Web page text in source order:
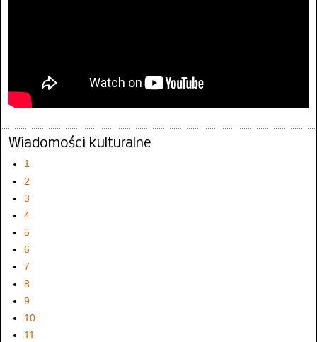
Wiadomości kulturalne
1
2
3
4
5
6
7
8
9
10
11